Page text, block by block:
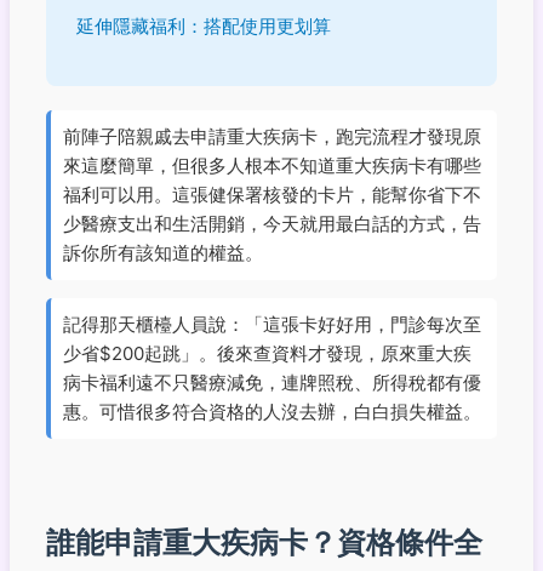
延伸隱藏福利：搭配使用更划算
前陣子陪親戚去申請重大疾病卡，跑完流程才發現原
來這麼簡單，但很多人根本不知道重大疾病卡有哪些
福利可以用。這張健保署核發的卡片，能幫你省下不
少醫療支出和生活開銷，今天就用最白話的方式，告
訴你所有該知道的權益。
記得那天櫃檯人員說：「這張卡好好用，門診每次至
少省$200起跳」。後來查資料才發現，原來重大疾
病卡福利遠不只醫療減免，連牌照稅、所得稅都有優
惠。可惜很多符合資格的人沒去辦，白白損失權益。
誰能申請重大疾病卡？資格條件全